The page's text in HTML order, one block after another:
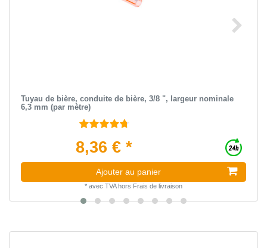
Tuyau de bière, conduite de bière, 3/8 ", largeur nominale
6,3 mm (par mètre)
8,36 € *
Ajouter au panier
* avec TVAhors Frais de livraison